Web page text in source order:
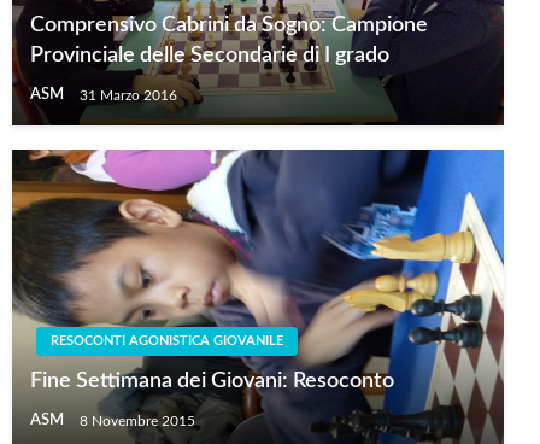
Comprensivo Cabrini da Sogno: Campione
Provinciale delle Secondarie di I grado
ASM 31 Marzo 2016
RESOCONTI AGONISTICA GIOVANILE
Fine Settimana dei Giovani: Resoconto
ASM 8 Novembre 2015